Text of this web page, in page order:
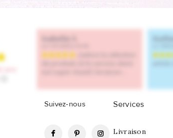
Suivez-nous
FacebookPinterestInstagram
Services
Livraison